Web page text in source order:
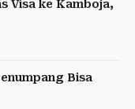
Visa ke Kamboja,
Bisa